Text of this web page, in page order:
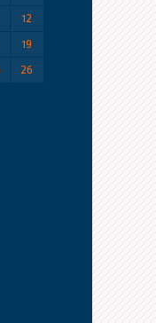
12
19
26